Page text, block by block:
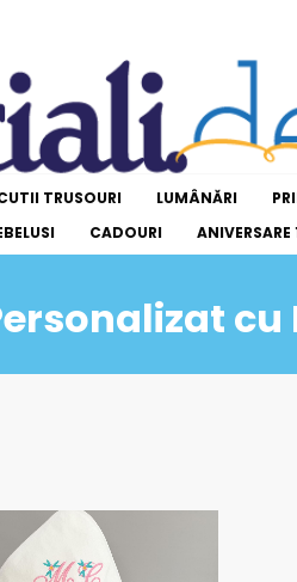
TRUSOURI LUMÂNĂRI
CADOURI ANIVERSARE